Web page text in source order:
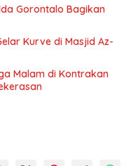
Gorontalo Bagikan
Kurve di Masjid Az-
Malam di Kontrakan